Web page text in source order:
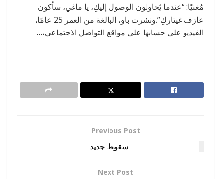
مُغنيًا: “عندما يُحاولون الوصول إليكِ، يا ماغي، سأكون
عازف غيتاركِ”.ونشرت باو، البالغة من العمر 25 عامًا،
الفيديو على حسابها على مواقع التواصل الاجتماعي،…
Previous Post
سقوط جديد
Next Post